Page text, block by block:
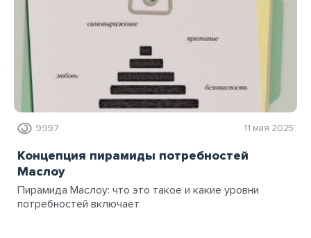
9997 11 мая 2025
Концепция пирамиды потребностей
Маслоу
Пирамида Маслоу: что это такое и какие уровни
потребностей включает